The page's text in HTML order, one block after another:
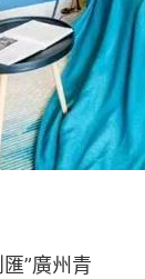
”廣州青